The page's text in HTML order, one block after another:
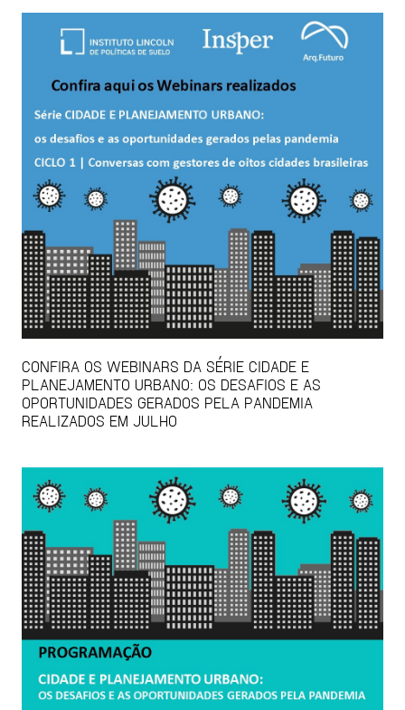
CONFIRA OS WEBINARS DA SÉRIE CIDADE E
PLANEJAMENTO URBANO: OS DESAFIOS E AS
OPORTUNIDADES GERADOS PELA PANDEMIA
REALIZADOS EM JULHO